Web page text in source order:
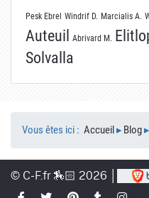
Pesk Ebrel Windrif D. Marcialis A.
Auteuil
Abrivard M.
Solvalla
Vous êtes ici : Accueil▸ Blog▸
© C-F.fr 🏇🏻 2026 │